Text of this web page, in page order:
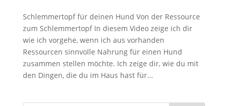
Schlemmertopf für deinen Hund Von der Ressource
zum Schlemmertopf In diesem Video zeige ich dir
wie ich vorgehe, wenn ich aus vorhanden
Ressourcen sinnvolle Nahrung für einen Hund
zusammen stellen möchte. Ich zeige dir, wie du mit
den Dingen, die du im Haus hast für...